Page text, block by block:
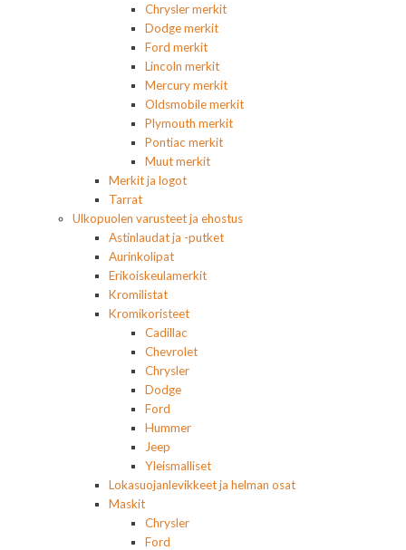
Chrysler merkit
Dodge merkit
Ford merkit
Lincoln merkit
Mercury merkit
Oldsmobile merkit
Plymouth merkit
Pontiac merkit
Muut merkit
Merkit ja logot
Tarrat
Ulkopuolen varusteet ja ehostus
Astinlaudat ja -putket
Aurinkolipat
Erikoiskeulamerkit
Kromilistat
Kromikoristeet
Cadillac
Chevrolet
Chrysler
Dodge
Ford
Hummer
Jeep
Yleismalliset
Lokasuojanlevikkeet ja helman osat
Maskit
Chrysler
Ford